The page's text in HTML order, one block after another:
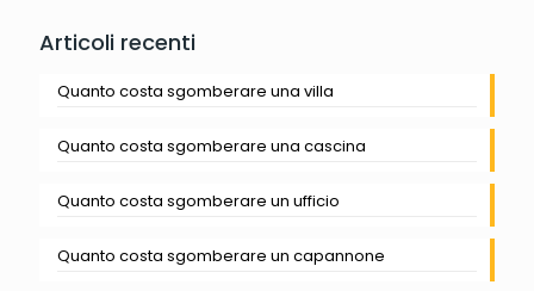
Articoli recenti
Quanto costa sgomberare una villa
Quanto costa sgomberare una cascina
Quanto costa sgomberare un ufficio
Quanto costa sgomberare un capannone